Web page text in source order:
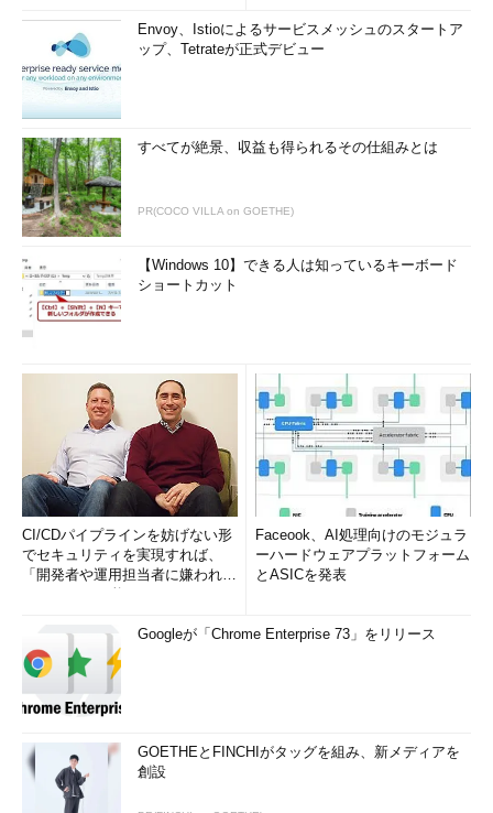
Envoy、Istioによるサービスメッシュのスタートア
ップ、Tetrateが正式デビュー
すべてが絶景、収益も得られるその仕組みとは
PR(COCO VILLA on GOETHE)
【Windows 10】できる人は知っているキーボード
ショートカット
CI/CDパイプラインを妨げない形
でセキュリティを実現すれば、
「開発者や運用担当者に嫌われな
Faceook、AI処理向けのモジュラ
ーハードウェアプラットフォーム
とASICを発表
Googleが「Chrome Enterprise 73」をリリース
GOETHEとFINCHIがタッグを組み、新メディアを
創設